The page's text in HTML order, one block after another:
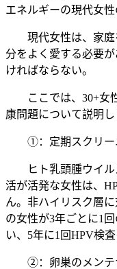
エネルギーの現代女性
現代女性は、家庭
分をよく愛する必要
ければならない。
ここでは、30+女性
康問題について説明し
①：定期スクリー
ヒト乳頭腫ウイル
活が活発な女性は、
ん。非ハイリスク層
の女性が3年ごとに1
い、5年に1回HPV検査
②：卵巣のメンテ